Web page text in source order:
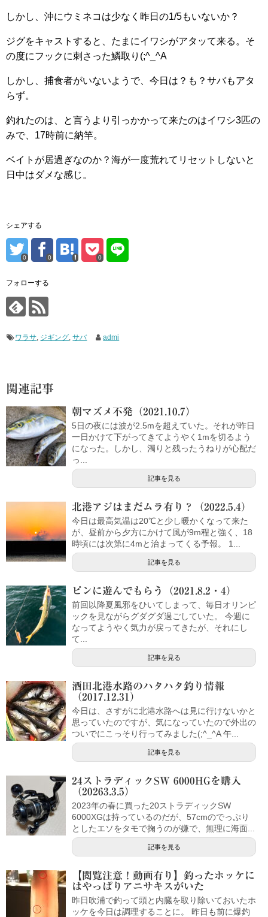
しかし、沖にウミネコは少なく昨日の1/5もいないか？
ジグをキャストすると、たまにイワシがアタッて来る。そ
の度にフックに刺さった鱗取り(;^_^A
しかし、捕食者がいないようで、今日は？も？サバもアタ
らず。
釣れたのは、と言うより引っかかって来たのはイワシ3匹の
みで、17時前に納竿。
ベイトが居過ぎなのか？海が一度荒れてリセットしないと
日中はダメな感じ。
シェアする
0 0 0
フォローする
ワラサ, ジギング,サバ admi
関連記事
朝マズメ不発（2021.10.7）
5日の夜には波が2.5mを超えていた。それが昨日
一日かけて下がってきてようやく1mを切るよう
になった。しかし、濁りと残ったうねりが心配だ
っ...
記事を見る
北港アジはまだムラ有り？（2022.5.4）
今日は最高気温は20℃と少し暖かくなって来た
が、昼前から夕方にかけて風が9m程と強く、18
時頃には次第に4mと治まってくる予報。 1...
記事を見る
ピンに遊んでもらう（2021.8.2・4）
前回以降夏風邪をひいてしまって、毎日オリンピ
ックを見ながらグダグダ過ごしていた。 今週に
なってようやく気力が戻ってきたが、それにし
て...
記事を見る
酒田北港水路のハタハタ釣り情報
（2017.12.31）
今日は、さすがに北港水路へは見に行けないかと
思っていたのですが、気になっていたので外出の
ついでにこっそり行ってみました(;^_^A 午...
記事を見る
24ストラディックSW 6000HGを購入
（20263.3.5）
2023年の春に買った20ストラディックSW
6000XGは持っているのだが、57cmのでっぷり
としたエソをタモで掬うのが嫌で、無理に海面...
記事を見る
【閲覧注意！動画有り】釣ったホッケに
はやっぱりアニサキスがいた
昨日吹浦で釣って頭と内臓を取り除いておいたホ
ッケを今日は調理することに。 昨日も前に爆釣